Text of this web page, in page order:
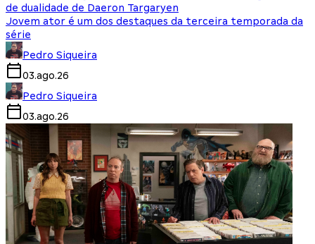
de dualidade de Daeron Targaryen
Jovem ator é um dos destaques da terceira temporada da
série
Pedro Siqueira
03.ago.26
Pedro Siqueira
03.ago.26